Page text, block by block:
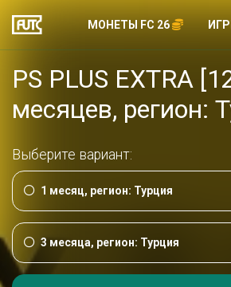
МОНЕТЫ FC 26
PS PLUS EXTRA
месяцев, регион:
Выберите вариант:
1 месяц, регион: Турция
3 месяца, регион: Турция